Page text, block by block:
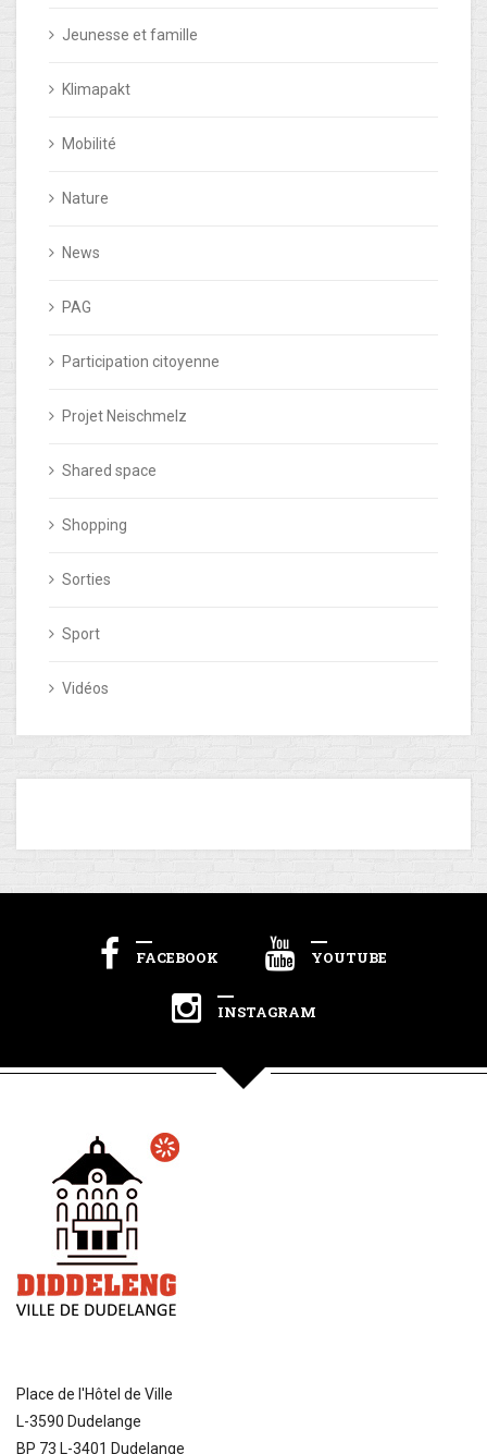
Jeunesse et famille
Klimapakt
Mobilité
Nature
News
PAG
Participation citoyenne
Projet Neischmelz
Shared space
Shopping
Sorties
Sport
Vidéos
FACEBOOK YOUTUBE
INSTAGRAM
Place de l'Hôtel de Ville
L-3590 Dudelange
BP 73 L-3401 Dudelange